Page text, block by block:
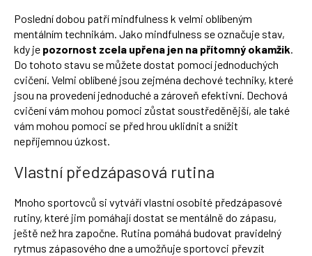
Poslední dobou patří mindfulness k velmi oblíbeným
mentálním technikám. Jako mindfulness se označuje stav,
kdy je pozornost zcela upřena jen na přítomný okamžik.
Do tohoto stavu se můžete dostat pomocí jednoduchých
cvičení. Velmi oblíbené jsou zejména dechové techniky, které
jsou na provedení jednoduché a zároveň efektivní. Dechová
cvičení vám mohou pomoci zůstat soustředěnější, ale také
vám mohou pomoci se před hrou uklidnit a snížit
nepříjemnou úzkost.
Vlastní předzápasová rutina
Mnoho sportovců si vytváří vlastní osobité předzápasové
rutiny, které jim pomáhají dostat se mentálně do zápasu,
ještě než hra započne. Rutina pomáhá budovat pravidelný
rytmus zápasového dne a umožňuje sportovci převzít